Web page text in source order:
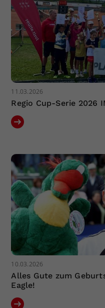
11.03.2026
Regio Cup-Serie 2026
10.03.2026
Alles Gute zum
Eagle!